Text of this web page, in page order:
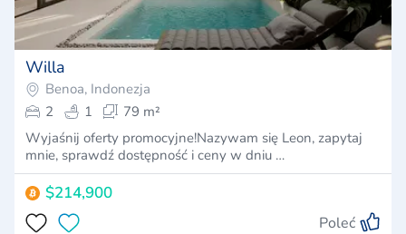
Willa
Benoa, Indonezja
2
1
79 m²
Wyjaśnij oferty promocyjne!Nazywam się Leon, zapytaj
mnie, sprawdź dostępność i ceny w dniu …
$214,900
Poleć